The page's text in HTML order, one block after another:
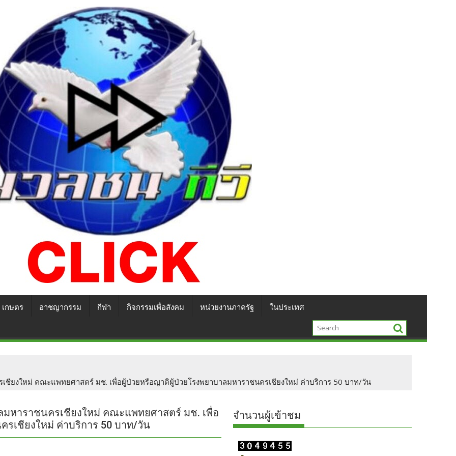
เกษตร อาชญากรรม กีฬา กิจกรรมเพื่อสังคม หน่วยงานภาครัฐ ในประเทศ
ยงใหม่ คณะแพทยศาสตร์ มช. เพื่อผู้ป่วยหรือญาติผู้ป่วยโรงพยาบาลมหาราชนครเชียงใหม่ ค่าบริการ 50 บาท/วัน
หาราชนครเชียงใหม่ คณะแพทยศาสตร์ มช. เพื่อ
เชียงใหม่ ค่าบริการ 50 บาท/วัน
จำนวนผู้เข้าชม